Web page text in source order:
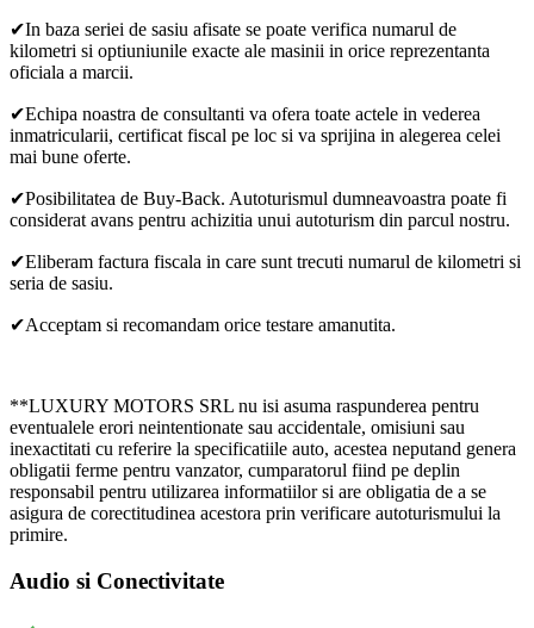
✔In baza seriei de sasiu afisate se poate verifica numarul de
kilometri si optiuniunile exacte ale masinii in orice reprezentanta
oficiala a marcii.
✔Echipa noastra de consultanti va ofera toate actele in vederea
inmatricularii, certificat fiscal pe loc si va sprijina in alegerea celei
mai bune oferte.
✔Posibilitatea de Buy-Back. Autoturismul dumneavoastra poate fi
considerat avans pentru achizitia unui autoturism din parcul nostru.
✔Eliberam factura fiscala in care sunt trecuti numarul de kilometri si
seria de sasiu.
✔Acceptam si recomandam orice testare amanutita.
**LUXURY MOTORS SRL nu isi asuma raspunderea pentru
eventualele erori neintentionate sau accidentale, omisiuni sau
inexactitati cu referire la specificatiile auto, acestea neputand genera
obligatii ferme pentru vanzator, cumparatorul fiind pe deplin
responsabil pentru utilizarea informatiilor si are obligatia de a se
asigura de corectitudinea acestora prin verificare autoturismului la
primire.
Audio si Conectivitate